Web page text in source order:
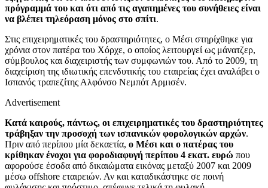
πρόγραμμά του και ότι από τις αγαπημένες του συνήθειες είναι
να βλέπει τηλεόραση μόνος στο σπίτι.
Στις επιχειρηματικές του δραστηριότητες, ο Μέσι στηρίχθηκε για
χρόνια στον πατέρα του Χόρχε, ο οποίος λειτουργεί ως μάνατζερ,
σύμβουλος και διαχειριστής των συμφωνιών του. Από το 2009, τη
διαχείριση της ιδιωτικής επενδυτικής του εταιρείας έχει αναλάβει ο
Ισπανός τραπεζίτης Αλφόνσο Νεμπότ Αρμισέν.
Advertisement
Κατά καιρούς, πάντως, οι επιχειρηματικές του δραστηριότητες
τράβηξαν την προσοχή των ισπανικών φορολογικών αρχών.
Πριν από περίπου μία δεκαετία, ο Μέσι και ο πατέρας του
κρίθηκαν ένοχοι για φοροδιαφυγή περίπου 4 εκατ. ευρώ που
αφορούσε έσοδα από δικαιώματα εικόνας μεταξύ 2007 και 2009
μέσω offshore εταιρειών. Αν και καταδικάστηκε σε ποινή